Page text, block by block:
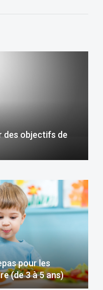
des objectifs de
pour les
(de 3 à 5 ans)